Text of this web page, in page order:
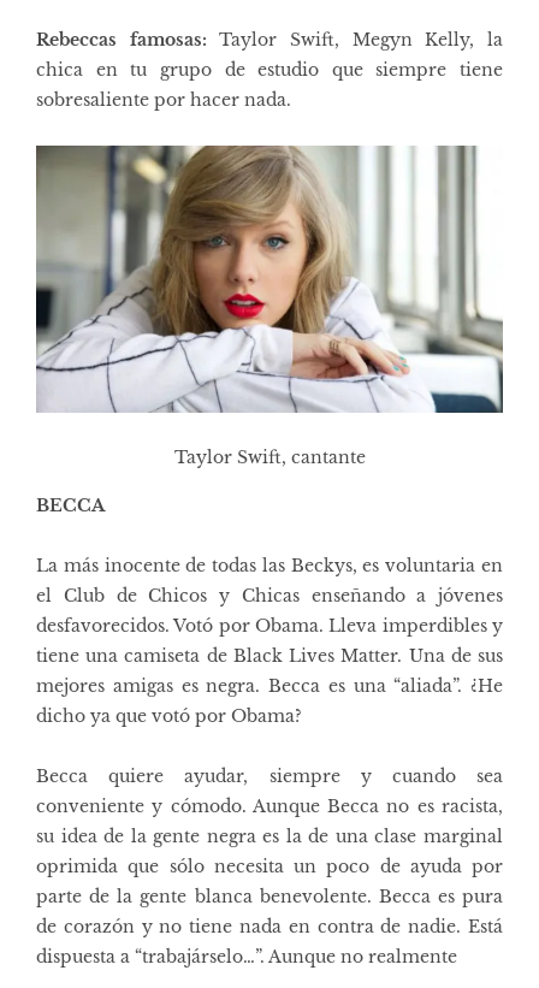
Rebeccas famosas: Taylor Swift, Megyn Kelly, la
chica en tu grupo de estudio que siempre tiene
sobresaliente por hacer nada.
Taylor Swift, cantante
BECCA
La más inocente de todas las Beckys, es voluntaria en
el Club de Chicos y Chicas enseñando a jóvenes
desfavorecidos. Votó por Obama. Lleva imperdibles y
tiene una camiseta de Black Lives Matter. Una de sus
mejores amigas es negra. Becca es una “aliada”. ¿He
dicho ya que votó por Obama?
Becca quiere ayudar, siempre y cuando sea
conveniente y cómodo. Aunque Becca no es racista,
su idea de la gente negra es la de una clase marginal
oprimida que sólo necesita un poco de ayuda por
parte de la gente blanca benevolente. Becca es pura
de corazón y no tiene nada en contra de nadie. Está
dispuesta a “trabajárselo…”. Aunque no realmente